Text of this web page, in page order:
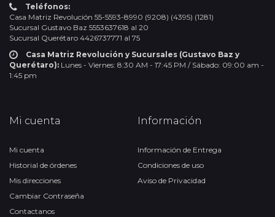
Teléfonos:
Casa Matriz Revolución 55-5593-8990 (9208) (4395) (1281)
Sucursal Gustavo Baz 5553637618 al 20
Sucursal Querétaro 4426737771 al 75
Casa Matriz Revolución y Sucursales (Gustavo Baz y
Querétaro): Lunes - Viernes: 8:30 AM - 17:45 PM / Sábado: 09:00 am -
1:45 pm
Mi cuenta
Mi cuenta
Historial de órdenes
Mis direcciones
Cambiar Contraseña
Contactanos
Información
Información de Entrega
Condiciones de uso
Aviso de Privacidad